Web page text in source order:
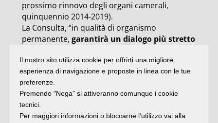
prossimo rinnovo degli organi camerali,
quinquennio 2014-2019).
La Consulta, “in qualità di organismo
permanente, garantirà un dialogo più stretto
e l’Ente camerale, sulla scia di quanto già
avvenuto in passato con l’ingresso nel
Consiglio camerale anche di rappresentanti dei
lavoratori e dei consumatori, nel
riconoscimento del ruolo importante
ricoperto, non certo da oggi, dai liberi
Il nostro sito utilizza cookie per offrirti una migliore
esperienza di navigazione e proposte in linea con le tue
preferenze.
Premendo "Nega" si attiveranno comunque i cookie
tecnici.
Per maggiori informazioni o bloccarne l'utilizzo vai alla